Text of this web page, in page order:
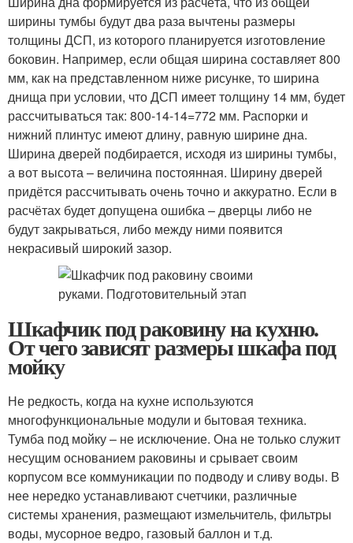
ширины тумбы будут два раза вычтены размеры
толщины ДСП, из которого планируется изготовление
боковин. Например, если общая ширина составляет 800
мм, как на представленном ниже рисунке, то ширина
днища при условии, что ДСП имеет толщину 14 мм, будет
рассчитываться так: 800-14-14=772 мм. Распорки и
нижний плинтус имеют длину, равную ширине дна.
Ширина дверей подбирается, исходя из ширины тумбы,
а вот высота – величина постоянная. Ширину дверей
придётся рассчитывать очень точно и аккуратно. Если в
расчётах будет допущена ошибка – дверцы либо не
будут закрываться, либо между ними появится
некрасивый широкий зазор.
Шкафчик под раковину на кухню.
От чего зависят размеры шкафа под
мойку
Не редкость, когда на кухне используются
многофункциональные модули и бытовая техника.
Тумба под мойку – не исключение. Она не только служит
несущим основанием раковины и срывает своим
корпусом все коммуникации по подводу и сливу воды. В
нее нередко устанавливают счетчики, различные
системы хранения, размещают измельчитель, фильтры
воды, мусорное ведро, газовый баллон и т.д.